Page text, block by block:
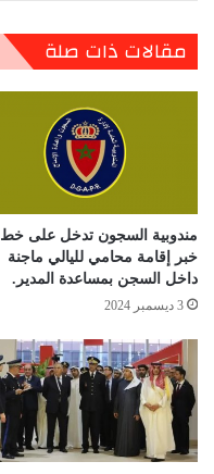
مقالات ذات صلة
مندوبية السجون تدخل على خط
خبر إقامة محامي لليالي ماجنة
داخل السجن بمساعدة المدير.
3 ديسمبر 2024